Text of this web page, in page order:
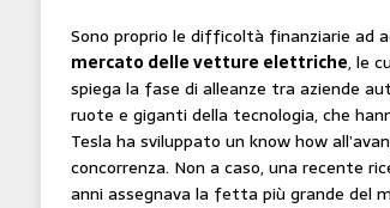
Sono proprio le difficoltà finanziarie ad
mercato delle vetture elettriche, le
spiega la fase di alleanze tra aziende
ruote e giganti della tecnologia, che
Tesla ha sviluppato un know how
concorrenza. Non a caso, una recente
anni assegnava la fetta più grande del